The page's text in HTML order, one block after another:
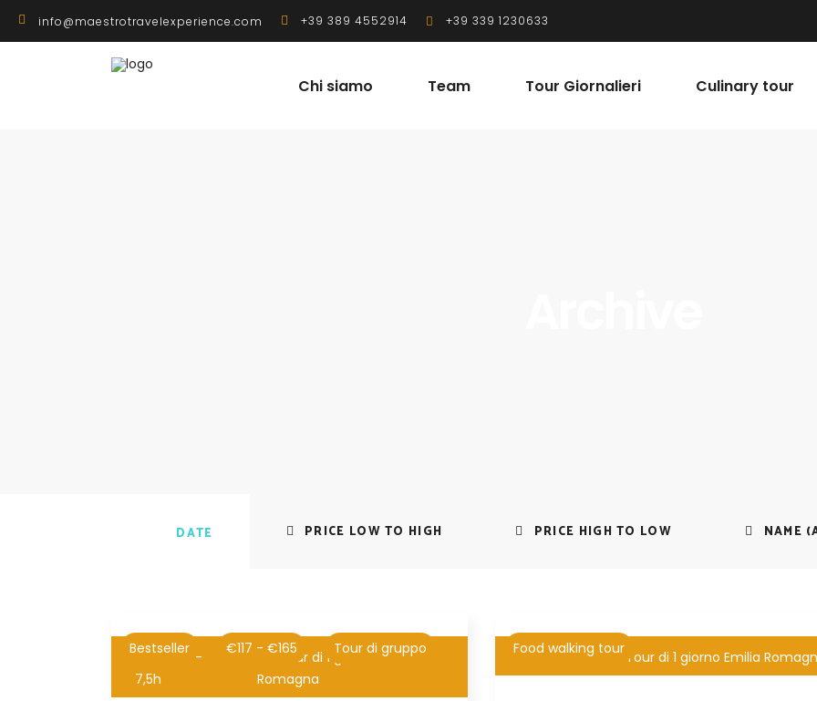
info@maestrotravelexperience.com +39 389 4552914 +39 339 1230633
Chi siamo Team Tour Giornalieri Culinary tour
DATE PRICE LOW TO HIGH PRICE HIGH TO LOW NAME
Bestseller €117 - €165 Tour di gruppo
4,5h -
7,5h
Tour di 1 giorno Emilia
Romagna
Food walking tour
3 h Tour di 1 giorno Emilia